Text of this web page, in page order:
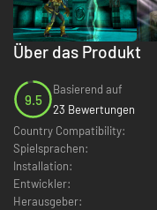
Über das Produkt
9.5
Basierend auf
23 Bewertungen
Country Compatibility:
Spielsprachen:
Installation:
Entwickler:
Herausgeber: